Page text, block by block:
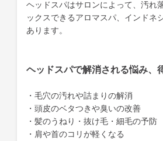
ヘッドスパはサロンによって、汚れ
ックスできるアロマスパ、インドネ
あります。
ヘッドスパで解消される悩み、
・毛穴の汚れや詰まりの解消
・頭皮のベタつきや臭いの改善
・髪のうねり・抜け毛・細毛の予防
・肩や首のコリが軽くなる